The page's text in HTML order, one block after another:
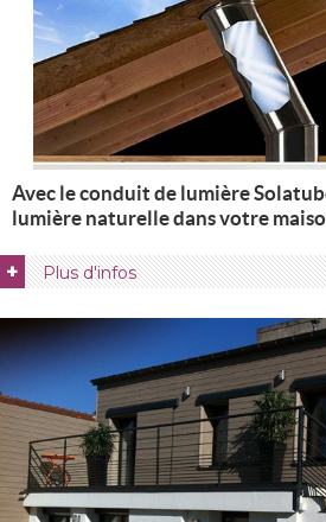
Avec le conduit de lumière
lumière naturelle dans votre
+ Plus d'infos